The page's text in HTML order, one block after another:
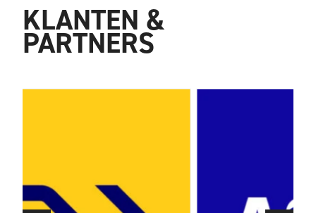
KLANTEN &
PARTNERS